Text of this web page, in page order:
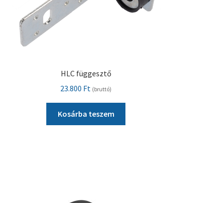
HLC függesztő
23.800 Ft (bruttó)
Kosárba teszem